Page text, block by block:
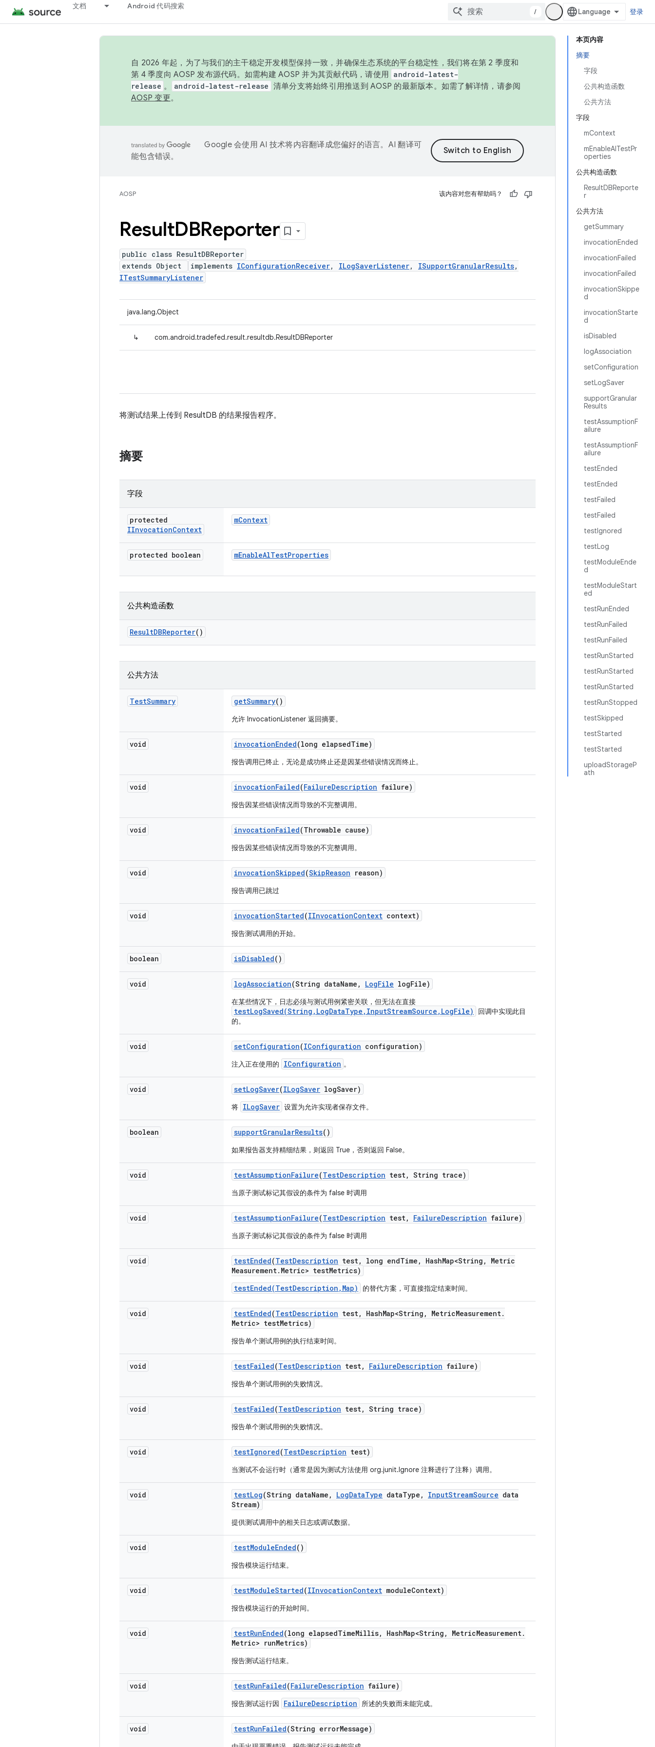
文档 Android 代码搜索
/ 登录
本页内容
摘要
字段
公共构造函数
公共方法
字段
mContext
mEnableAlTestPr
operties
公共构造函数
ResultDBReporte
r
公共方法
getSummary
invocationEnded
invocationFailed
invocationFailed
invocationSkippe
d
invocationStarte
d
isDisabled
logAssociation
setConfiguration
setLogSaver
supportGranular
Results
testAssumptionF
ailure
testAssumptionF
ailure
testEnded
testEnded
testFailed
testFailed
testIgnored
testLog
testModuleEnde
d
testModuleStart
ed
testRunEnded
testRunFailed
testRunFailed
testRunStarted
testRunStarted
testRunStarted
testRunStopped
testSkipped
testStarted
testStarted
uploadStorageP
ath
自 2026 年起，为了与我们的主干稳定开发模型保持一致，并确保生态系统的平台稳定性，我们将在第 2 季度和
第 4 季度向 AOSP 发布源代码。如需构建 AOSP 并为其贡献代码，请使用 android-latest-
release 。 android-latest-release 清单分支将始终引用推送到 AOSP 的最新版本。如需了解详情，请参阅
AOSP 变更。
Google 会使用 AI 技术将内容翻译成您偏好的语言。AI 翻译可
能包含错误。
AOSP 该内容对您有帮助吗？
ResultDBReporter
public class ResultDBReporter
extends Object
implements IConfigurationReceiver, ILogSaverListener, ISupportGranularResults,
ITestSummaryListener
java.lang.Object
↳ com.android.tradefed.result.resultdb.ResultDBReporter
将测试结果上传到 ResultDB 的结果报告程序。
摘要
字段
protected
IInvocationContext
mContext
protected boolean mEnableAlTestProperties
公共构造函数
ResultDBReporter()
公共方法
TestSummary getSummary()
允许 InvocationListener 返回摘要。
void invocationEnded(long elapsedTime)
报告调用已终止，无论是成功终止还是因某些错误情况而终止。
void invocationFailed(FailureDescription failure)
报告因某些错误情况而导致的不完整调用。
void invocationFailed(Throwable cause)
报告因某些错误情况而导致的不完整调用。
void invocationSkipped(SkipReason reason)
报告调用已跳过
void invocationStarted(IInvocationContext context)
报告测试调用的开始。
boolean isDisabled()
void logAssociation(String dataName , LogFile logFile)
在某些情况下，日志必须与测试用例紧密关联，但无法在直接
testLogSaved(String,LogDataType,InputStreamSource,LogFile)
回调中实现此目
的。
void setConfiguration(IConfiguration configuration)
注入正在使用的 IConfiguration 。
void setLogSaver(ILogSaver logSaver)
将 ILogSaver 设置为允许实现者保存文件。
boolean supportGranularResults()
如果报告器支持精细结果，则返回 True，否则返回 False。
void testAssumptionFailure(TestDescription test, String trace)
当原子测试标记其假设的条件为 false 时调用
void testAssumptionFailure(TestDescription test, FailureDescription failure)
当原子测试标记其假设的条件为 false 时调用
void testEnded(TestDescription test, long endTime , HashMap<String ,
Metric
Measurement. Metric> testMetrics)
testEnded(TestDescription,Map)
的替代方案，可直接指定结束时间。
void testEnded(TestDescription test, HashMap<String , MetricMeasurement.
Metric> testMetrics)
报告单个测试用例的执行结束时间。
void testFailed(TestDescription test, FailureDescription failure)
报告单个测试用例的失败情况。
void testFailed(TestDescription test, String trace)
报告单个测试用例的失败情况。
void testIgnored(TestDescription test)
当测试不会运行时（通常是因为测试方法使用 org.junit.Ignore 注释进行了注释）调用。
void testLog(String dataName , LogDataType dataType , InputStreamSource data
Stream)
提供测试调用中的相关日志或调试数据。
void testModuleEnded()
报告模块运行结束。
void testModuleStarted(IInvocationContext moduleContext)
报告模块运行的开始时间。
void testRunEnded(long elapsedTimeMillis, HashMap<String , MetricMeasurement.
Metric> runMetrics)
报告测试运行结束。
void testRunFailed(FailureDescription failure)
报告测试运行因 FailureDescription 所述的失败而未能完成。
void testRunFailed(String errorMessage)